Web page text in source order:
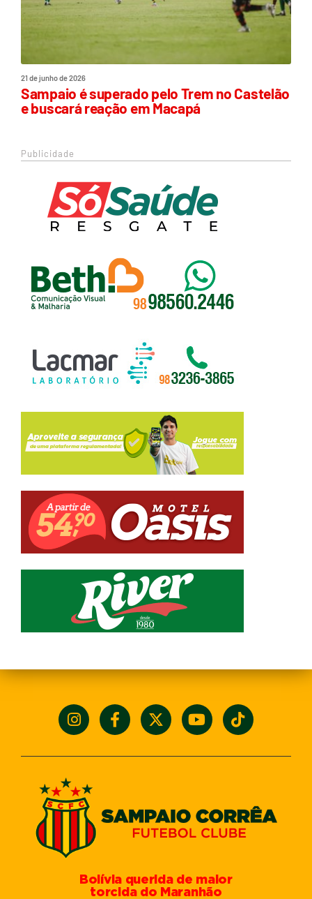
21 de junho de 2026
Sampaio é superado pelo Trem no Castelão
e buscará reação em Macapá
Publicidade
Bolívia querida de maior
torcida do Maranhão